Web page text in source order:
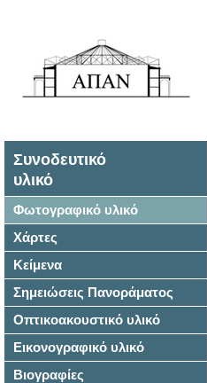
Συνοδευτικό
υλικό
Φωτογραφικό υλικό
Χάρτες
Κείμενα
Σημειώσεις Πανοράματος
Οπτικοακουστικό υλικό
Εικονογραφικό υλικό
Βιογραφίες